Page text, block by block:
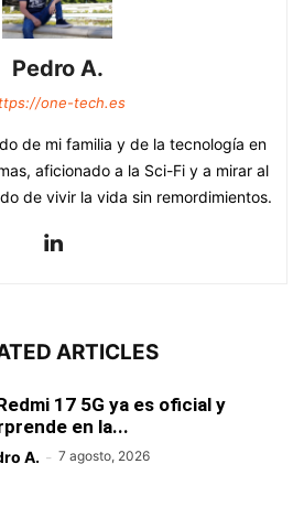
Pedro A.
one-tech.es
de mi familia y de la tecnología en
aficionado a la Sci-Fi y a mirar al
de vivir la vida sin remordimientos.
ARTICLES
17 5G ya es oficial y
en la...
A. - 7 agosto, 2026